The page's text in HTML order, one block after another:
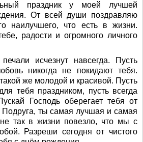
праздник у моей лучшей
От всей души поздравляю
наилучшего, что есть в жизни.
радости и огромного личного
исчезнут навсегда. Пусть
никогда не покидают тебя.
же молодой и красивой. Пусть
тебя праздником, пусть всегда
Господь оберегает тебя от
Подруга, ты самая лучшая и самая
так в жизни повезло, что мы с
Разреши сегодня от чистого